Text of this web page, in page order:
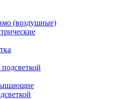
(воздушные)